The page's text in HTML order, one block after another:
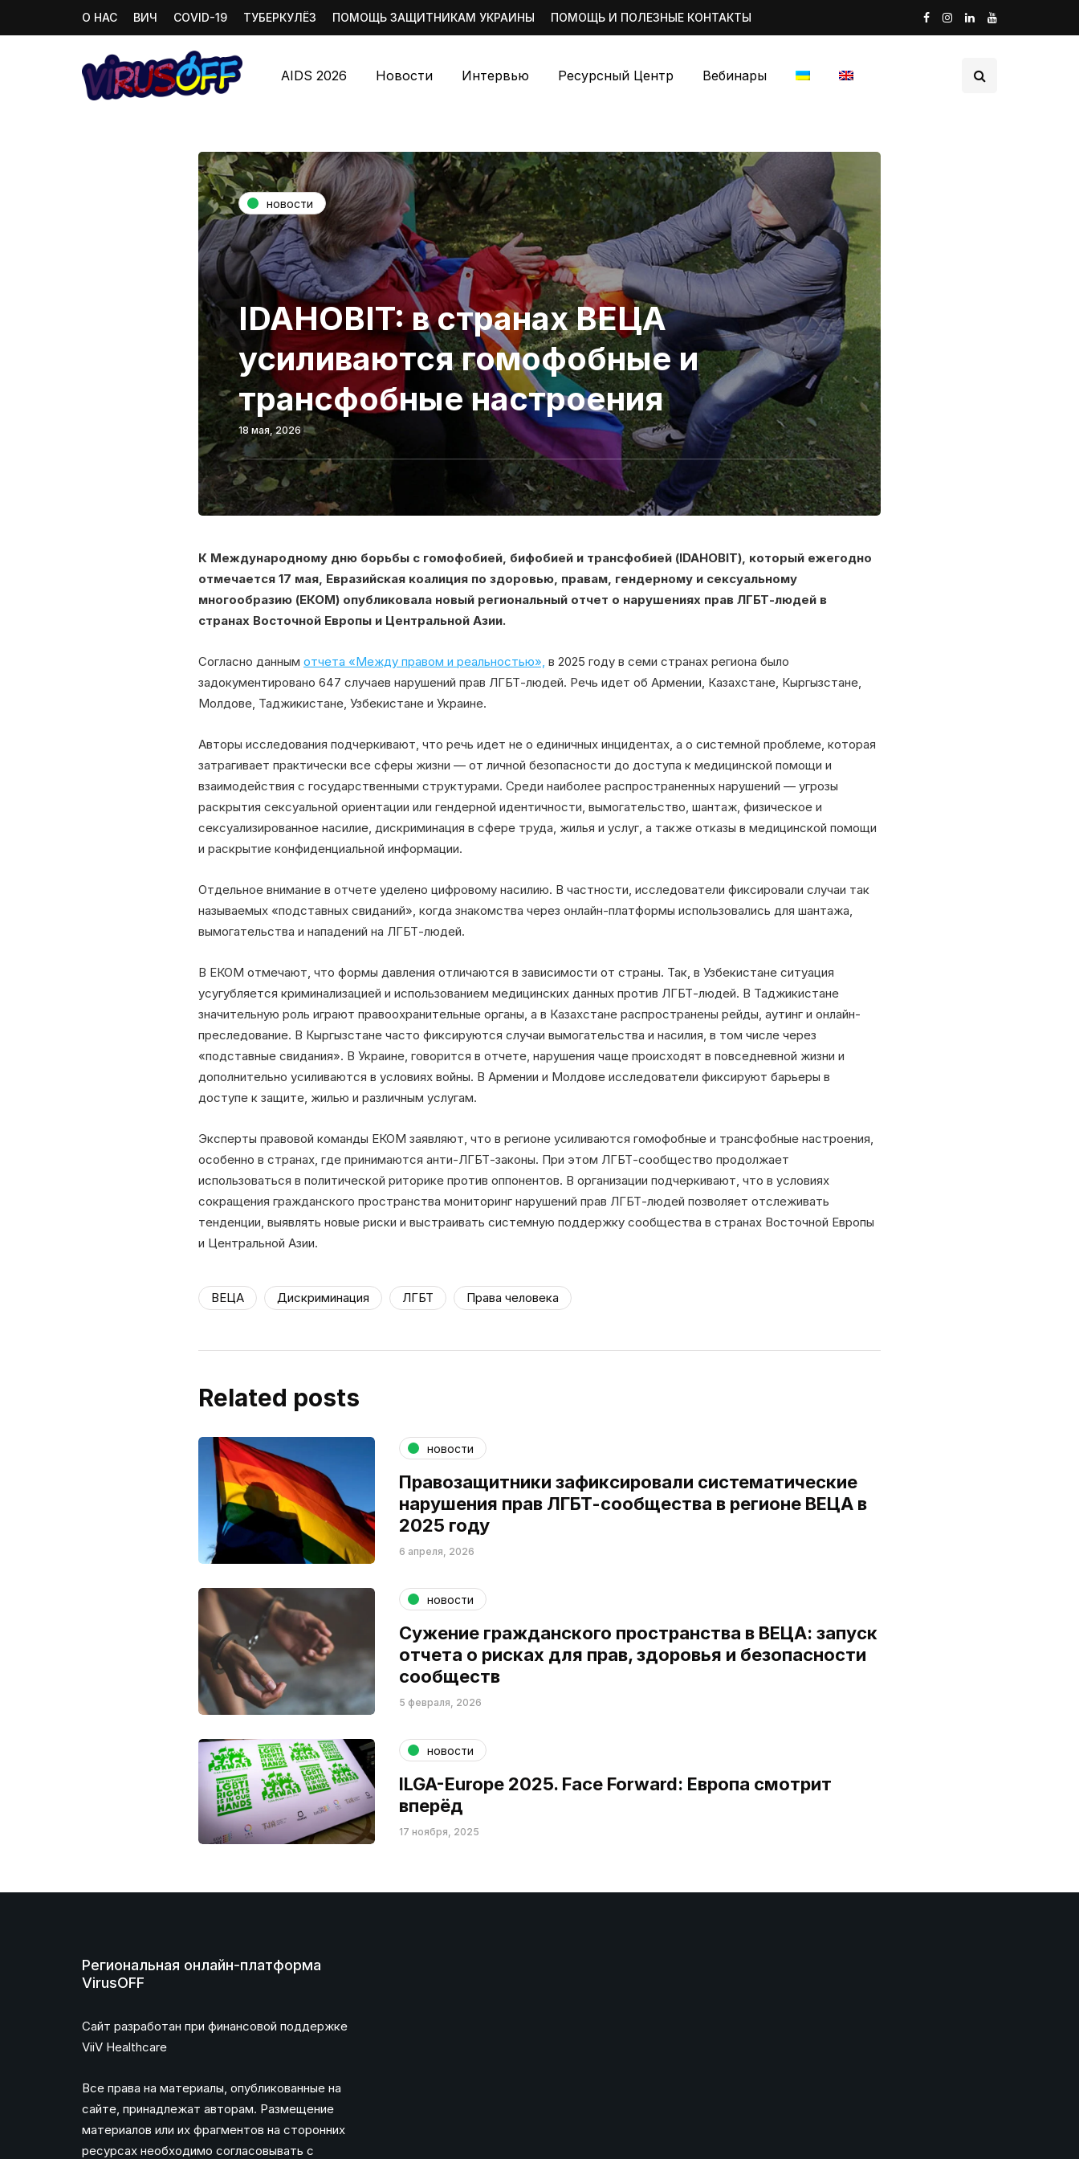
О НАС ВИЧ COVID-19 ТУБЕРКУЛЁЗ ПОМОЩЬ ЗАЩИТНИКАМ УКРАИНЫ ПОМОЩЬ И ПОЛЕЗНЫЕ КОНТАКТЫ
AIDS 2026 Новости Интервью Ресурсный Центр Вебинары
новости
IDAHOBIT: в странах ВЕЦА
усиливаются гомофобные и
трансфобные настроения
18 мая, 2026
К Международному дню борьбы с гомофобией, бифобией и трансфобией (IDAHOBIT), который ежегодно
отмечается 17 мая, Евразийская коалиция по здоровью, правам, гендерному и сексуальному
многообразию (ЕКОМ) опубликовала новый региональный отчет о нарушениях прав ЛГБТ-людей в
странах Восточной Европы и Центральной Азии.
Согласно данным отчета «Между правом и реальностью», в 2025 году в семи странах региона было
задокументировано 647 случаев нарушений прав ЛГБТ-людей. Речь идет об Армении, Казахстане, Кыргызстане,
Молдове, Таджикистане, Узбекистане и Украине.
Авторы исследования подчеркивают, что речь идет не о единичных инцидентах, а о системной проблеме, которая
затрагивает практически все сферы жизни — от личной безопасности до доступа к медицинской помощи и
взаимодействия с государственными структурами. Среди наиболее распространенных нарушений — угрозы
раскрытия сексуальной ориентации или гендерной идентичности, вымогательство, шантаж, физическое и
сексуализированное насилие, дискриминация в сфере труда, жилья и услуг, а также отказы в медицинской помощи
и раскрытие конфиденциальной информации.
Отдельное внимание в отчете уделено цифровому насилию. В частности, исследователи фиксировали случаи так
называемых «подставных свиданий», когда знакомства через онлайн-платформы использовались для шантажа,
вымогательства и нападений на ЛГБТ-людей.
В ЕКОМ отмечают, что формы давления отличаются в зависимости от страны. Так, в Узбекистане ситуация
усугубляется криминализацией и использованием медицинских данных против ЛГБТ-людей. В Таджикистане
значительную роль играют правоохранительные органы, а в Казахстане распространены рейды, аутинг и онлайн-
преследование. В Кыргызстане часто фиксируются случаи вымогательства и насилия, в том числе через
«подставные свидания». В Украине, говорится в отчете, нарушения чаще происходят в повседневной жизни и
дополнительно усиливаются в условиях войны. В Армении и Молдове исследователи фиксируют барьеры в
доступе к защите, жилью и различным услугам.
Эксперты правовой команды ЕКОМ заявляют, что в регионе усиливаются гомофобные и трансфобные настроения,
особенно в странах, где принимаются анти-ЛГБТ-законы. При этом ЛГБТ-сообщество продолжает
использоваться в политической риторике против оппонентов. В организации подчеркивают, что в условиях
сокращения гражданского пространства мониторинг нарушений прав ЛГБТ-людей позволяет отслеживать
тенденции, выявлять новые риски и выстраивать системную поддержку сообщества в странах Восточной Европы
и Центральной Азии.
ВЕЦА Дискриминация ЛГБТ Права человека
Related posts
новости
Правозащитники зафиксировали систематические
нарушения прав ЛГБТ-сообщества в регионе ВЕЦА в
2025 году
6 апреля, 2026
новости
Сужение гражданского пространства в ВЕЦА: запуск
отчета о рисках для прав, здоровья и безопасности
сообществ
5 февраля, 2026
новости
ILGA-Europe 2025. Face Forward: Европа смотрит
вперёд
17 ноября, 2025
Региональная онлайн-платформа
VirusOFF
Сайт разработан при финансовой поддержке
ViiV Healthcare
Все права на материалы, опубликованные на
сайте, принадлежат авторам. Размещение
материалов или их фрагментов на сторонних
ресурсах необходимо согласовывать с